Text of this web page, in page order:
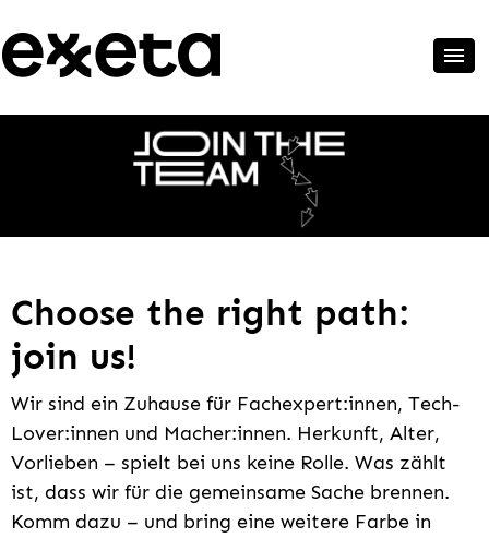
Choose the right path:
join us!
Wir sind ein Zuhause für Fachexpert:innen, Tech-
Lover:innen und Macher:innen. Herkunft, Alter,
Vorlieben – spielt bei uns keine Rolle. Was zählt
ist, dass wir für die gemeinsame Sache brennen.
Komm dazu – und bring eine weitere Farbe in